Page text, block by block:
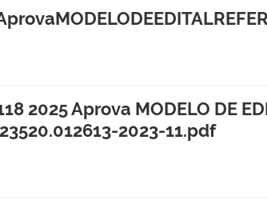
2025 Aprova MODELO DE
2023-11.pdf